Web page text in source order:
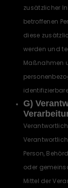
zusätzlicher
betroffenen
diese
werden und
Maßnahmen
G)
Person,
oder
Mittel der